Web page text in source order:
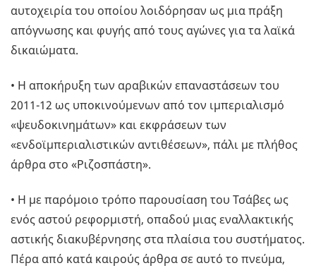
αυτοχειρία του οποίου λοιδόρησαν ως μια πράξη
απόγνωσης και φυγής από τους αγώνες για τα λαϊκά
δικαιώματα.
• Η αποκήρυξη των αραβικών επαναστάσεων του
2011-12 ως υποκινούμενων από τον ιμπεριαλισμό
«ψευδοκινημάτων» και εκφράσεων των
«ενδοϊμπεριαλιστικών αντιθέσεων», πάλι με πλήθος
άρθρα στο «Ριζοσπάστη».
• Η με παρόμοιο τρόπο παρουσίαση του Τσάβες ως
ενός αστού ρεφορμιστή, οπαδού μιας εναλλακτικής
αστικής διακυβέρνησης στα πλαίσια του συστήματος.
Πέρα από κατά καιρούς άρθρα σε αυτό το πνεύμα,